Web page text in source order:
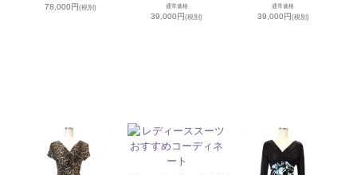
78,000円(税別) 通常価格
39,000円(税別)
通常価格
39,000円(税別)